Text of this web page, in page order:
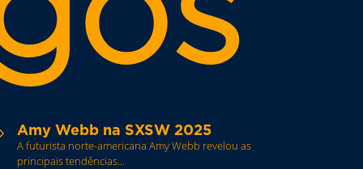
Amy Webb na SXSW 2025
A futurista norte-americana Amy Webb revelou as
principais tendências...